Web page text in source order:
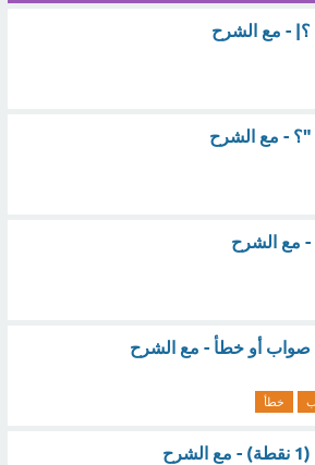
؟| - مع الشرح
"؟ - مع الشرح
- مع الشرح
صواب أو خطأ - مع الشرح
خطأ